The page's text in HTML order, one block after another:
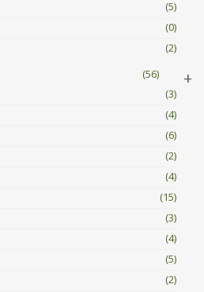
(5)
(0)
(2)
(56)
(3)
(4)
(6)
(2)
(4)
(15)
(3)
(4)
(5)
(2)